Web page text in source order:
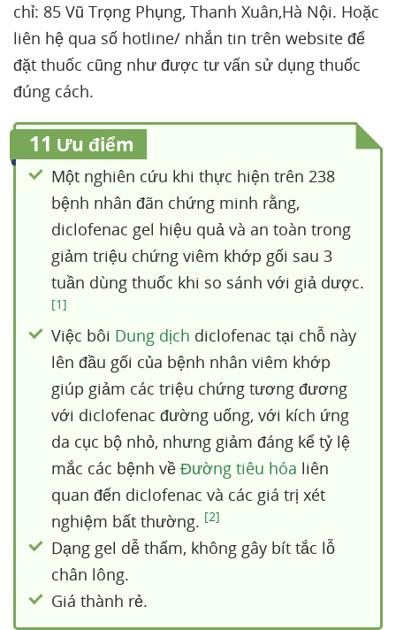
chỉ: 85 Vũ Trọng Phụng, Thanh Xuân,Hà Nội. Hoặc
liên hệ qua số hotline/ nhắn tin trên website để
đặt thuốc cũng như được tư vấn sử dụng thuốc
đúng cách.
11 Ưu điểm
Một nghiên cứu khi thực hiện trên 238
bệnh nhân đãn chứng minh rằng,
diclofenac gel hiệu quả và an toàn trong
giảm triệu chứng viêm khớp gối sau 3
tuần dùng thuốc khi so sánh với giả dược.
[1]
Việc bôi Dung dịch diclofenac tại chỗ này
lên đầu gối của bệnh nhân viêm khớp
giúp giảm các triệu chứng tương đương
với diclofenac đường uống, với kích ứng
da cục bộ nhỏ, nhưng giảm đáng kể tỷ lệ
mắc các bệnh về Đường tiêu hóa liên
quan đến diclofenac và các giá trị xét
nghiệm bất thường. [2]
Dạng gel dễ thấm, không gây bít tắc lỗ
chân lông.
Giá thành rẻ.